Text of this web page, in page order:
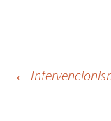
←